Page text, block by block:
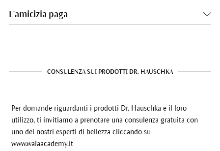
L'amicizia paga
CONSULENZA SUI PRODOTTI DR. HAUSCHKA
Per domande riguardanti i prodotti Dr. Hauschka e il loro
utilizzo, ti invitiamo a prenotare una consulenza gratuita con
uno dei nostri esperti di bellezza cliccando su
www.walaacademy.it